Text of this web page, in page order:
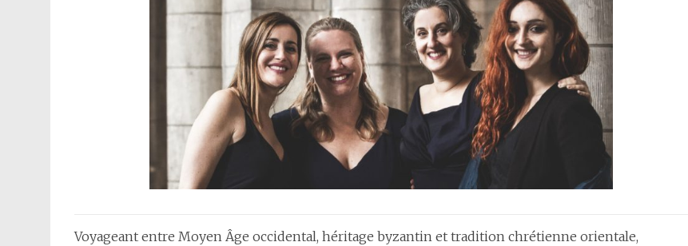
Voyageant entre Moyen Âge occidental, héritage byzantin et tradition chrétienne orientale,